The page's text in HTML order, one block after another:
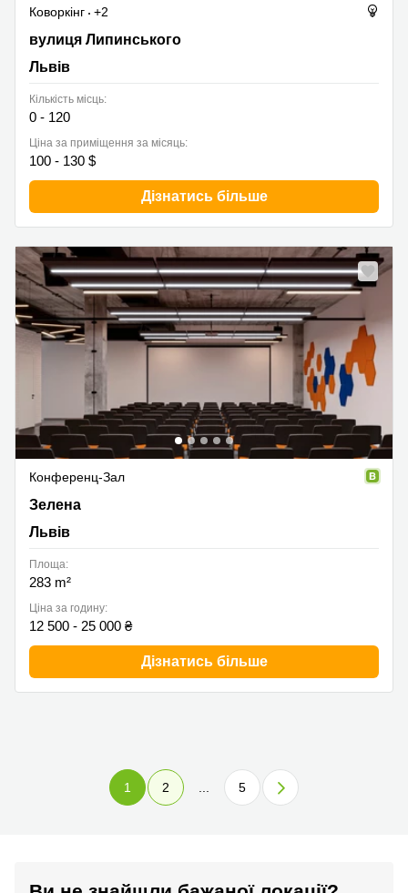
Коворкінг
+2
вулиця Липинського 36, Львів
вулиця Липинського
Львів
Кількість місць:
0 - 120
Ціна за приміщення за місяць:
100 - 130 $
Дізнатись більше
Конференц-Зал
вул. Зелена, Львів
Зелена
Львів
Площа:
283 m²
Ціна за годину:
12 500 - 25 000 ₴
Дізнатись більше
1 2 5